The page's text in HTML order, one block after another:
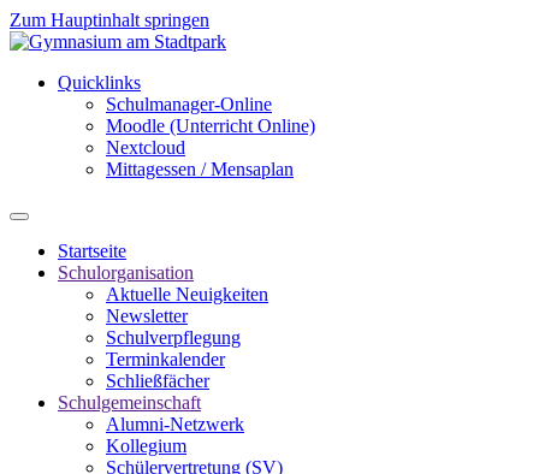
Zum Hauptinhalt springen
Quicklinks
Schulmanager-Online
Moodle (Unterricht Online)
Nextcloud
Mittagessen / Mensaplan
Startseite
Schulorganisation
Aktuelle Neuigkeiten
Newsletter
Schulverpflegung
Terminkalender
Schließfächer
Schulgemeinschaft
Alumni-Netzwerk
Kollegium
Schülervertretung (SV)